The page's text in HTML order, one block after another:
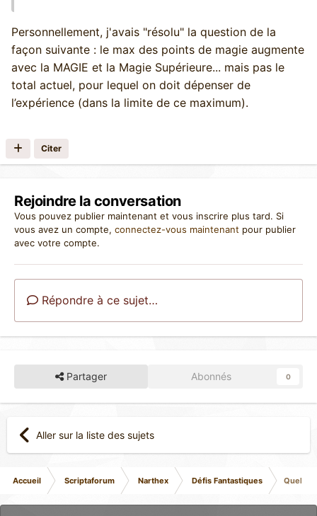
Personnellement, j'avais "résolu" la question de la
façon suivante : le max des points de magie augmente
avec la MAGIE et la Magie Supérieure... mais pas le
total actuel, pour lequel on doit dépenser de
l’expérience (dans la limite de ce maximum).
Citer
Rejoindre la conversation
Vous pouvez publier maintenant et vous inscrire plus tard. Si
vous avez un compte, connectez-vous maintenant pour publier
avec votre compte.
Répondre à ce sujet…
Partager Abonnés 0
Aller sur la liste des sujets
Accueil Scriptaforum Narthex Défis Fantastiques